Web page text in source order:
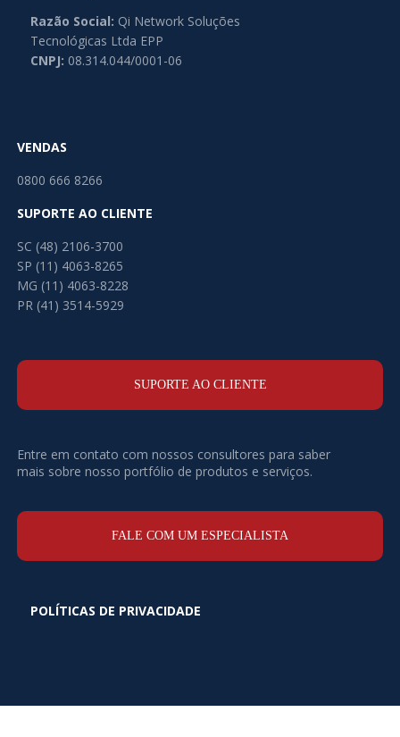
Razão Social: Qi Network Soluções
Tecnológicas Ltda EPP
CNPJ: 08.314.044/0001-06
VENDAS
0800 666 8266
SUPORTE AO CLIENTE
SC (48) 2106-3700
SP (11) 4063-8265
MG (11) 4063-8228
PR (41) 3514-5929
SUPORTE AO CLIENTE
Entre em contato com nossos consultores para saber
mais sobre nosso portfólio de produtos e serviços.
FALE COM UM ESPECIALISTA
POLÍTICAS DE PRIVACIDADE